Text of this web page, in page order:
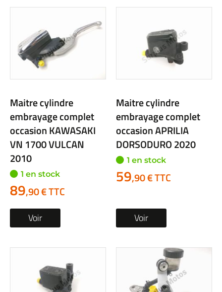
Maitre cylindre
embrayage complet
occasion KAWASAKI
VN 1700 VULCAN
2010
1 en stock
89,90 € TTC
Voir
Maitre cylindre
embrayage complet
occasion APRILIA
DORSODURO 2020
1 en stock
59,90 € TTC
Voir